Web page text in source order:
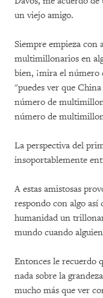
un viejo amigo.
Siempre empieza con
multimillonarios en
bien, ¡mira el
"puedes ver que
número de
número de
La perspectiva del
insoportablemente
A estas amistosas
respondo con algo así
humanidad un
mundo cuando
Entonces le recuerdo
nada sobre la
mucho más que ver